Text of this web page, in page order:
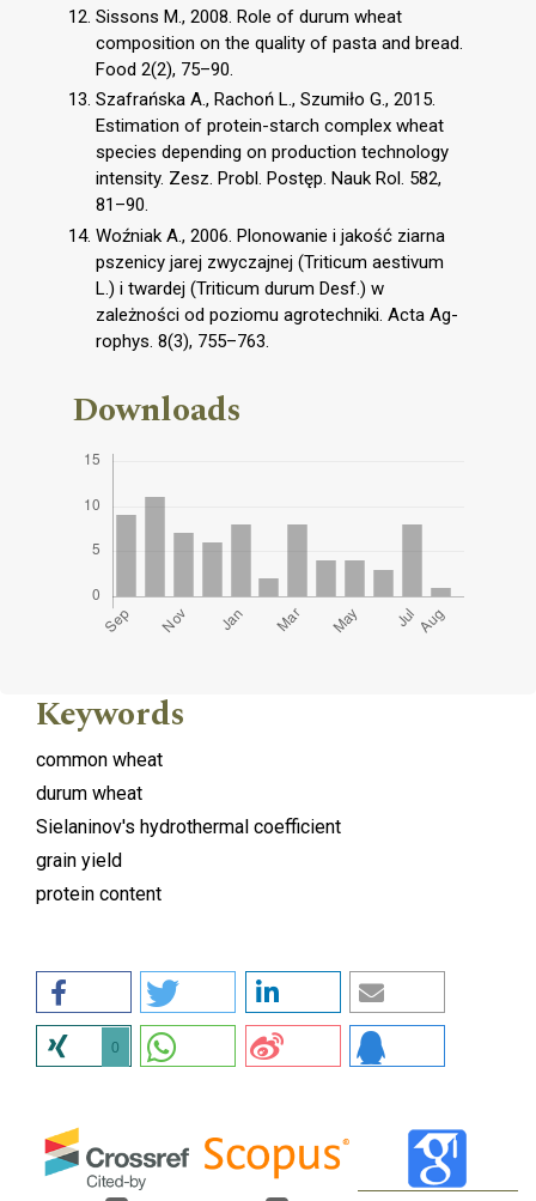
Sissons M., 2008. Role of durum wheat
composition on the quality of pasta and bread.
Food 2(2), 75–90.
Szafrańska A., Rachoń L., Szumiło G., 2015.
Estimation of protein-starch complex wheat
species depending on production technology
intensity. Zesz. Probl. Postęp. Nauk Rol. 582,
81–90.
Woźniak A., 2006. Plonowanie i jakość ziarna
pszenicy jarej zwyczajnej (Triticum aestivum
L.) i twardej (Triticum durum Desf.) w
zależności od poziomu agrotechniki. Acta Ag-
rophys. 8(3), 755–763.
Downloads
Keywords
common wheat
durum wheat
Sielaninov's hydrothermal coefficient
grain yield
protein content
0